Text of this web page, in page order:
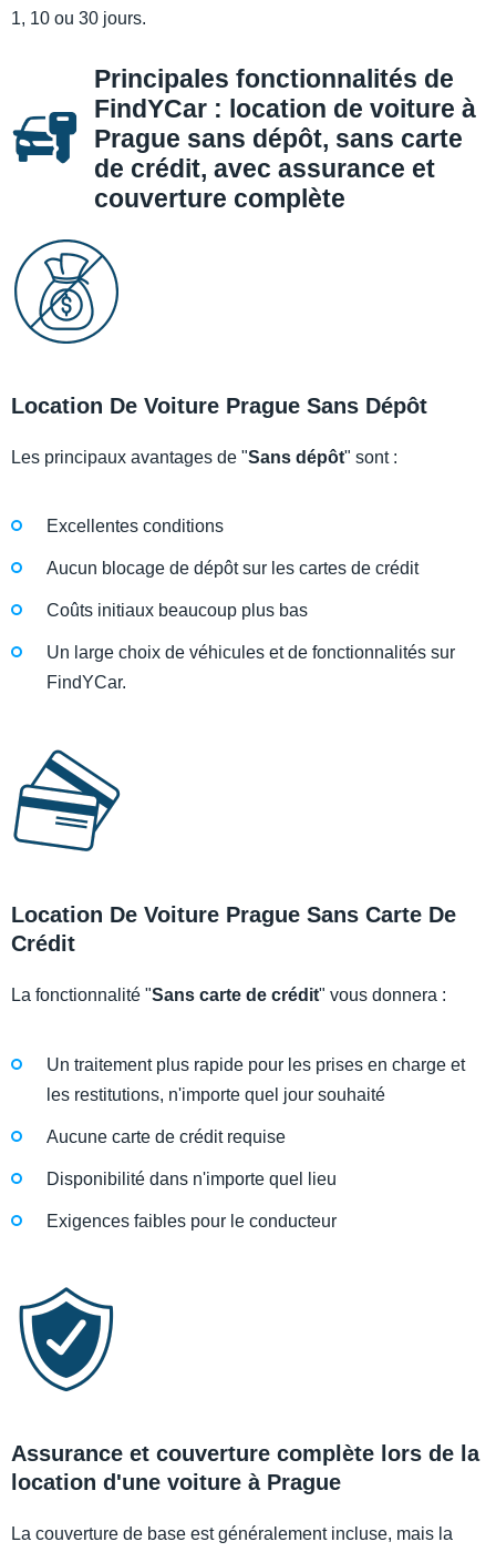
1, 10 ou 30 jours.
Principales fonctionnalités de
FindYCar : location de voiture à
Prague sans dépôt, sans carte
de crédit, avec assurance et
couverture complète
Location De Voiture Prague Sans Dépôt
Les principaux avantages de "Sans dépôt" sont :
Excellentes conditions
Aucun blocage de dépôt sur les cartes de crédit
Coûts initiaux beaucoup plus bas
Un large choix de véhicules et de fonctionnalités sur
FindYCar.
Location De Voiture Prague Sans Carte De
Crédit
La fonctionnalité "Sans carte de crédit" vous donnera :
Un traitement plus rapide pour les prises en charge et
les restitutions, n'importe quel jour souhaité
Aucune carte de crédit requise
Disponibilité dans n'importe quel lieu
Exigences faibles pour le conducteur
Assurance et couverture complète lors de la
location d'une voiture à Prague
La couverture de base est généralement incluse, mais la